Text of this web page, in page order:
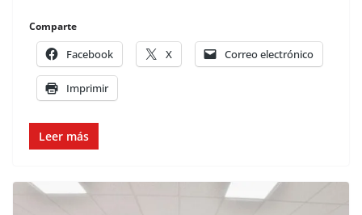
Comparte
Facebook X Correo electrónico
Imprimir
Leer más